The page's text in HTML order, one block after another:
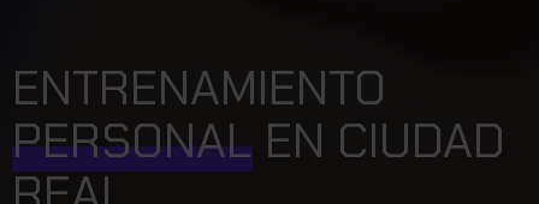
ENTRENAMIENTO
PERSONAL EN CIUDAD